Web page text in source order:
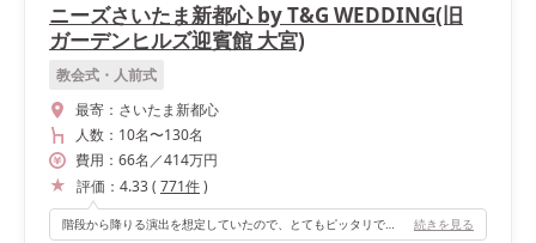
ニーズさいたま新都心 by T&G WEDDING(旧
ガーデンヒルズ迎賓館 大宮)
教会式・人前式
最寄： さいたま新都心
人数： 10名〜130名
費用： 66名 ／414万円
評価： 4.33( 771件)
階段から降りる演出を想定していたので、とてもピッタリでした。テーブルクロスの色もたくさんの中から選べたことが、私たち夫婦の理想の雰囲気を作り出せたきっかけだと思います。 続きを見る